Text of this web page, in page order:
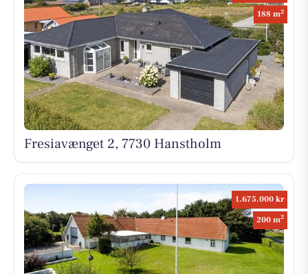
188 m2
Fresiavænget 2, 7730 Hanstholm
1.675.000 kr
200 m2